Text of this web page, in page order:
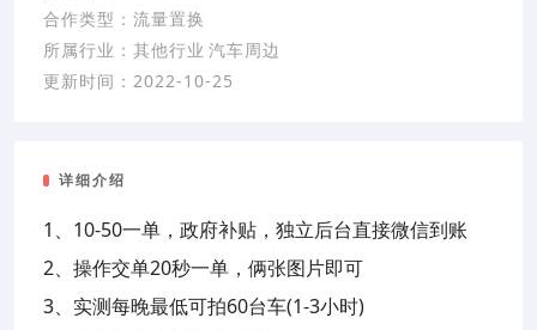
合作类型： 流量置换
所属行业： 其他行业 汽车周边
更新时间： 2022-10-25
详细介绍
1、10-50一单，政府补贴，独立后台直接微信到账
2、操作交单20秒一单，俩张图片即可
3、实测每晚最低可拍60台车(1-3小时)